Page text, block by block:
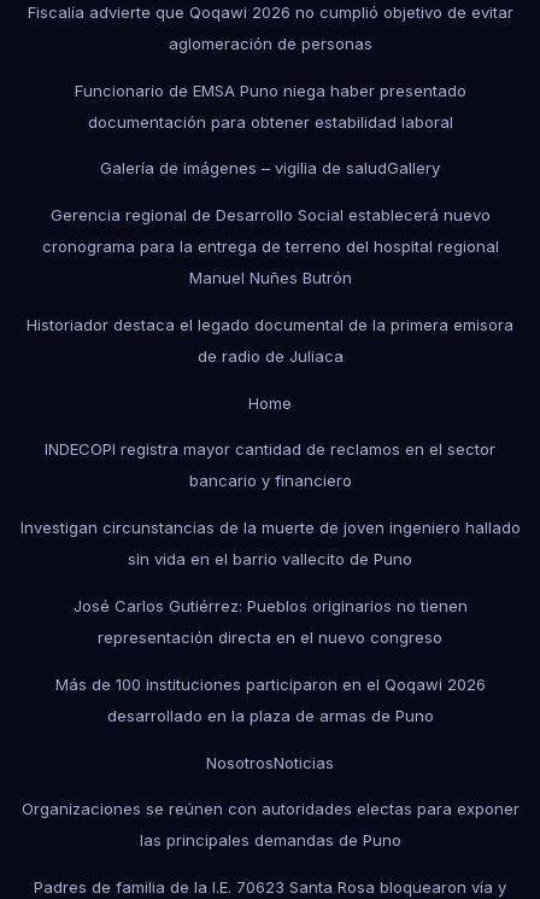
Fiscalía advierte que Qoqawi 2026 no cumplió objetivo de evitar
aglomeración de personas
Funcionario de EMSA Puno niega haber presentado
documentación para obtener estabilidad laboral
Galería de imágenes – vigilia de saludGallery
Gerencia regional de Desarrollo Social establecerá nuevo
cronograma para la entrega de terreno del hospital regional
Manuel Nuñes Butrón
Historiador destaca el legado documental de la primera emisora
de radio de Juliaca
Home
INDECOPI registra mayor cantidad de reclamos en el sector
bancario y financiero
Investigan circunstancias de la muerte de joven ingeniero hallado
sin vida en el barrio vallecito de Puno
José Carlos Gutiérrez: Pueblos originarios no tienen
representación directa en el nuevo congreso
Más de 100 instituciones participaron en el Qoqawi 2026
desarrollado en la plaza de armas de Puno
NosotrosNoticias
Organizaciones se reúnen con autoridades electas para exponer
las principales demandas de Puno
Padres de familia de la I.E. 70623 Santa Rosa bloquearon vía y